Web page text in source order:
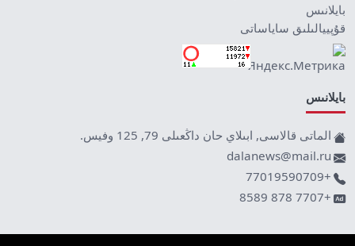
بايلانىس
قۇپييالىلىق ساياساتى
بايلانىس
الماتى قالاسى, ابىلاي حان داڭعىلى 79, 125 وفيس.
dalanews@mail.ru
+77019590709
+7707 878 8589